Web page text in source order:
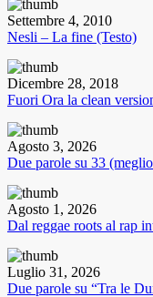
Settembre 4, 2010
Nesli – La fine (Testo)
Dicembre 28, 2018
Fuori Ora la clean
Agosto 3, 2026
Due parole su 33
Agosto 1, 2026
Dal reggae roots al rap
Luglio 31, 2026
Due parole su “Tra le